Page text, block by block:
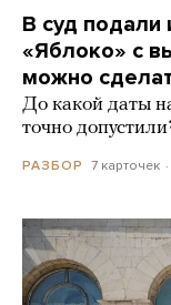
В суд подали
«Яблоко» с
можно
До какой даты
точно
РАЗБОР 7 карточек